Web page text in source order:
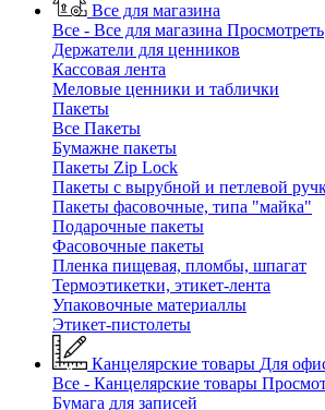
Все для магазина
Все - Все для магазина Просмотреть
Держатели для ценников
Кассовая лента
Меловые ценники и таблички
Пакеты
Все Пакеты
Бумажне пакеты
Пакеты Zip Lock
Пакеты с вырубной и петлевой
Пакеты фасовочные, типа "майка"
Подарочные пакеты
Фасовочные пакеты
Пленка пищевая, пломбы, шпагат
Термоэтикетки, этикет-лента
Упаковочные материаллы
Этикет-пистолеты
Канцелярские товары Для
Все - Канцелярские товары
Бумага для записей